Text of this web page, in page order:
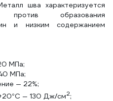
шва характеризуется
образования
и низким содержанием
МПа;
МПа;
— 22%;
— 130 Дж/см2;